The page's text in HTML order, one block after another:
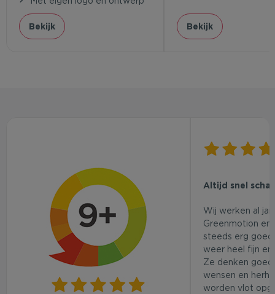
Bekijk Bekijk
Altijd snel
Wij werken al
Greenmotion en
steeds erg
weer heel fijn en
Ze denken
wensen en
worden vlot